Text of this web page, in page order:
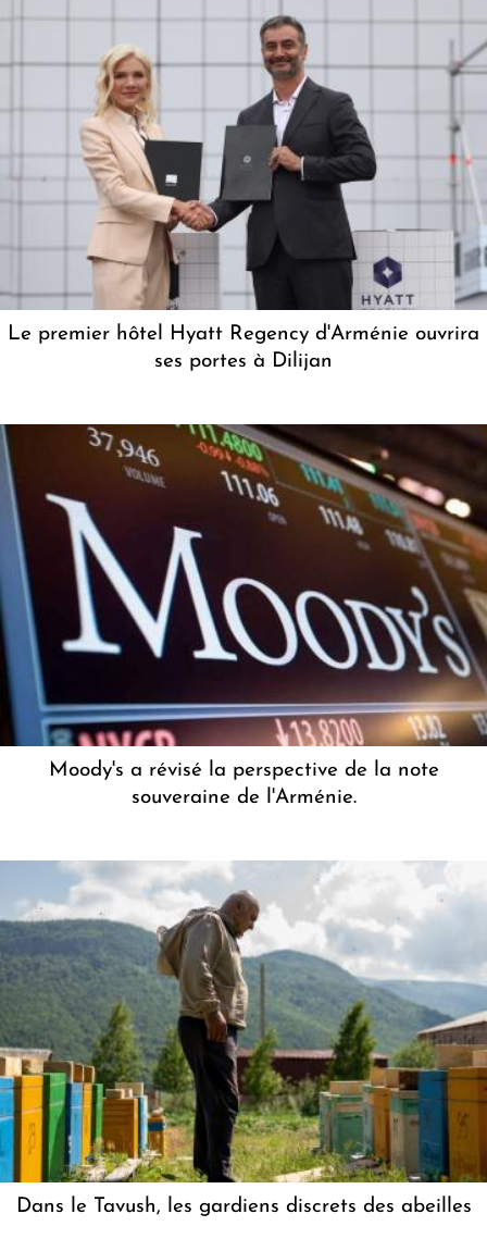
Le premier hôtel Hyatt Regency d'Arménie ouvrira
ses portes à Dilijan
Moody's a révisé la perspective de la note
souveraine de l'Arménie.
Dans le Tavush, les gardiens discrets des abeilles